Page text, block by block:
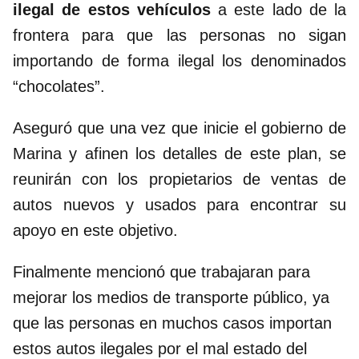
ilegal de estos vehículos a este lado de la
frontera para que las personas no sigan
importando de forma ilegal los denominados
“chocolates”.
Aseguró que una vez que inicie el gobierno de
Marina y afinen los detalles de este plan, se
reunirán con los propietarios de ventas de
autos nuevos y usados para encontrar su
apoyo en este objetivo.
Finalmente mencionó que trabajaran para
mejorar los medios de transporte público, ya
que las personas en muchos casos importan
estos autos ilegales por el mal estado del